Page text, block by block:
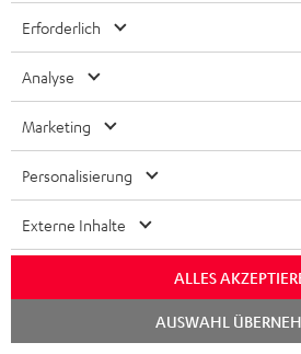
Dominik R.
Ich bin sehr zufrieden, der Klang ist
bei Musik hervorragend, die
verarbeitet, habe
Komplette
Peter F.
Erforderlich
Analyse
Marketing
Personalisierung
Externe Inhalte
ALLES
AUSWAHL